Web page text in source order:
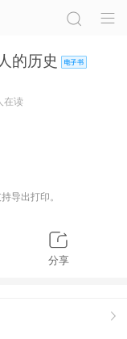
的历史
在读
导出打印。
分享